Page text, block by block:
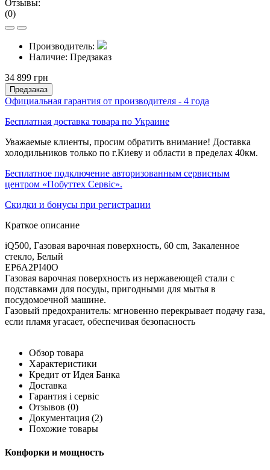
Отзывы:
(0)
Производитель:
Наличие: Предзаказ
34 899 грн
Предзаказ
Официальная гарантия от производителя - 4 года
Бесплатная доставка товара по Украине
Уважаемые клиенты, просим обратить внимание! Доставка
холодильников только по г.Киеву и области в пределах 40км.
Бесплатное подключение авторизованным сервисным
центром «Побуттех Сервіс».
Скидки и бонусы при регистрации
Краткое описание
iQ500, Газовая варочная поверхность, 60 cm, Закаленное
стекло, Белый
EP6A2PI40O
Газовая варочная поверхность из нержавеющей стали с
подставками для посуды, пригодными для мытья в
посудомоечной машине.
Газовый предохранитель: мгновенно перекрывает подачу газа,
если пламя угасает, обеспечивая безопасность
Обзор товара
Характеристики
Кредит от Идея Банка
Доставка
Гарантия і сервіс
Отзывов (0)
Документация (2)
Похожие товары
Конфорки и мощность